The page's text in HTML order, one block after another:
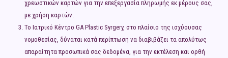
χρεωστικών καρτών για την επεξεργασία πληρωμής εκ μέρους σας,
με χρήση καρτών.
Το Ιατρικό Κέντρο GA Plastic Syrgery, στο πλαίσιο της ισχύουσας
νομοθεσίας, δύναται κατά περίπτωση να διαβιβάζει τα απολύτως
απαραίτητα προσωπικά σας δεδομένα, για την εκτέλεση και ορθή